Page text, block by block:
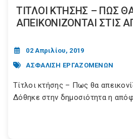
ΤΙΤΛΟΙ ΚΤΗΣΗΣ – ΠΩΣ
ΑΠΕΙΚΟΝΙΖΟΝΤΑΙ ΣΤΙΣ
02 Απριλίου, 2019
ΑΣΦΑΛΙΣΗ ΕΡΓΑΖΟΜΕΝΩΝ
Τίτλοι κτήσης – Πως θα
Δόθηκε στην δημοσιότητα η